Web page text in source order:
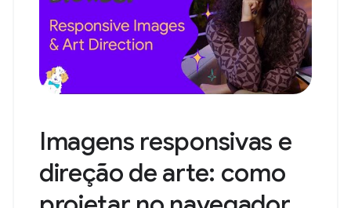
Imagens responsivas e
direção de arte: como